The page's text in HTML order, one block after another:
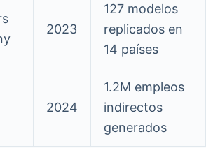
2023
127 modelos
replicados en
14 países
2024
1.2M empleos
indirectos
generados